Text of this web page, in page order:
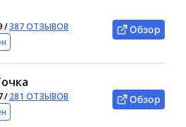
/387 ОТЗЫВОВ
Обзор
/281 ОТЗЫВОВ
Обзор